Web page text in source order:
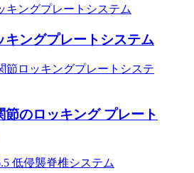
キングプレートシステム
節のロッキング プレート